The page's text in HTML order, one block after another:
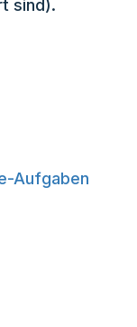
sind).
Aufgaben